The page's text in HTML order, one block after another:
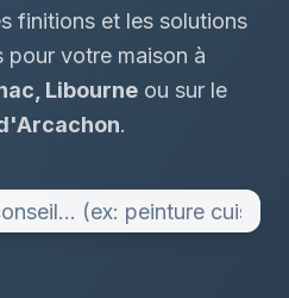
finitions et les solutions
pour votre maison à
Libourneou sur le
.